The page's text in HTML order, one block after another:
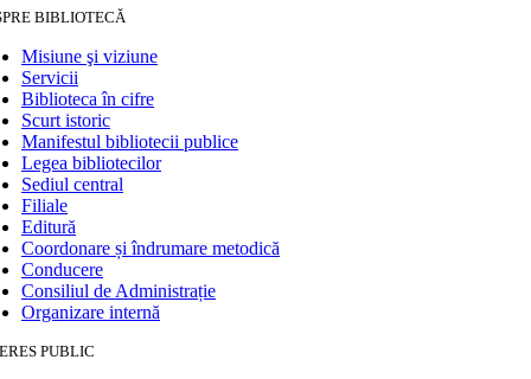
BIBLIOTECĂ
Misiune şi viziune
Servicii
Biblioteca în cifre
Scurt istoric
Manifestul bibliotecii publice
Legea bibliotecilor
Sediul central
Filiale
Editură
Coordonare și îndrumare metodică
Conducere
Consiliul de Administrație
Organizare internă
PUBLIC